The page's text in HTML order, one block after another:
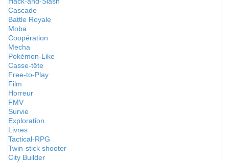
Cascade
Battle Royale
Moba
Coopération
Mecha
Pokémon-Like
Casse-tête
Free-to-Play
Film
Horreur
FMV
Survie
Exploration
Livres
Tactical-RPG
Twin-stick shooter
City Builder